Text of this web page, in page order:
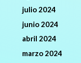
julio 2024
junio 2024
abril 2024
marzo 2024